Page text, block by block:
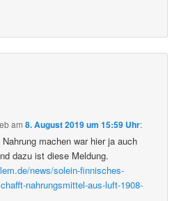
am8. August 2019 um 15:59 Uhr:
machen war hier ja auch
dazu ist diese Meldung.
news/solein-finnisches-
nahrungsmittel-aus-luft-1908-